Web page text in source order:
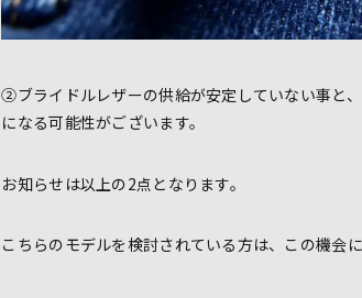
②ブライドルレザーの供給が安定していない事と
になる可能性がございます。
お知らせは以上の2点となります。
こちらのモデルを検討されている方は、この機会